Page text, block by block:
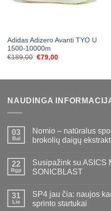
Adidas Adizero Avanti TYO U
1500-10000m
€189,00 Original
€79,00Current
NAUDINGA
03
Bal
Nomio – natūralus
brokolių daigų
22
Rgp
Susipažink su ASICS
SONICBLAST
31
Lie
SP4 jau čia: naujos
sprinto startukai